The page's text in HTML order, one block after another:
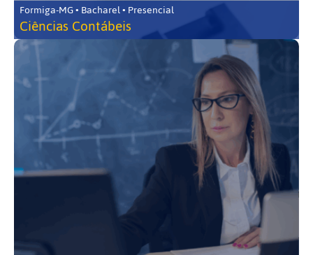
Formiga-MG • Bacharel • Presencial
Ciências Contábeis